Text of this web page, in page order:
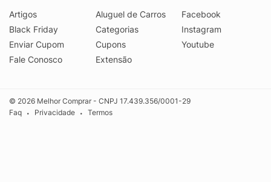
Artigos
Black Friday
Enviar Cupom
Fale Conosco
Aluguel de Carros
Categorias
Cupons
Extensão
Facebook
Instagram
Youtube
© 2026 Melhor Comprar - CNPJ 17.439.356/0001-29
Faq
• Privacidade • Termos